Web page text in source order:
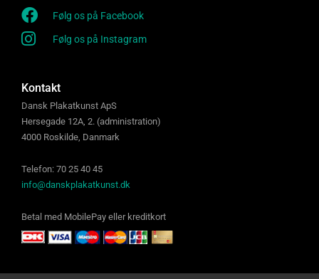
Følg os på Facebook
Følg os på Instagram
Kontakt
Dansk Plakatkunst ApS
Hersegade 12A, 2. (administration)
4000 Roskilde, Danmark
Telefon: 70 25 40 45
info@danskplakatkunst.dk
Betal med MobilePay eller kreditkort